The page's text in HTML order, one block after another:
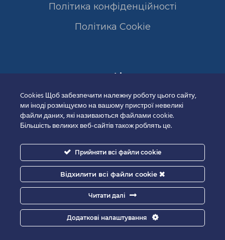
Політика конфіденційності
Полiтика Cookie
Сертифікати
Good-IT.com.ua for Biolights - All rights reserved.
Cookies Щоб забезпечити належну роботу цього сайту,
ми іноді розміщуємо на вашому пристрої невеликі
файли даних, які називаються файлами cookie.
Більшість великих веб-сайтів також роблять це.
Прийняти всі файли cookie
Відхилити всі файли cookie
Читати далі
Додаткові налаштування